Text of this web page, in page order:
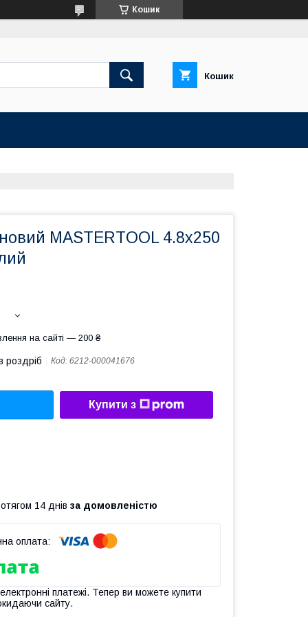
Кошик
Кошик
MASTERTOOL 4.8х250
на сайті — 200 ₴
роздріб Код: 6212-000041676
Купити з
14 днів за домовленістю
платежі. Тепер ви можете купити
сайту.